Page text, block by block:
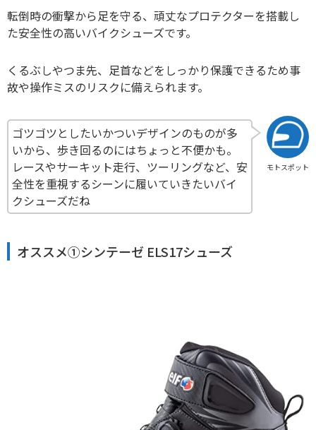
転倒時の衝撃から足を守る、頑丈なプロテクターを搭載し
た安全性の高いバイクシューズです。
くるぶしやつま先、足首などをしっかり保護できるため事
故や操作ミスのリスクに備えられます。
モトスポット
ゴツゴツとしたいかついデザインのものが多
いから、歩き回るのにはちょっと不便かも。
レースやサーキット走行、ツーリングなど、安
全性を重視するシーンに履いていきたいバイ
クシューズだね
オススメ①シンテーゼ ELS17シューズ